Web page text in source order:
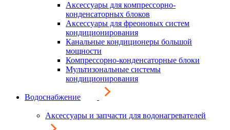
Аксессуары для компрессорно-
конденсаторных блоков
Аксессуары для фреоновых систем
кондиционирования
Канальные кондиционеры большой
мощности
Компрессорно-конденсаторные блоки
Мультизональные системы
кондиционирования
Водоснабжение
Аксессуары и запчасти для водонагревателей